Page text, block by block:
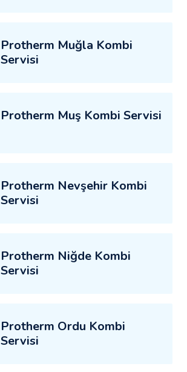
Protherm Muğla Kombi
Servisi
Protherm Muş Kombi Servisi
Protherm Nevşehir Kombi
Servisi
Protherm Niğde Kombi
Servisi
Protherm Ordu Kombi
Servisi